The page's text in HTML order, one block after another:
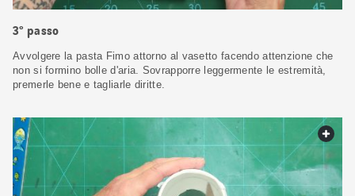
3° passo
Avvolgere la pasta Fimo attorno al vasetto facendo attenzione che
non si formino bolle d'aria. Sovrapporre leggermente le estremità,
premerle bene e tagliarle diritte.